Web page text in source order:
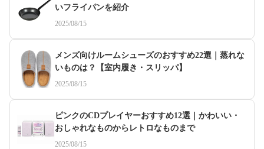
いフライパンを紹介
2025/08/15
メンズ向けルームシューズのおすすめ22選｜蒸れな
いものは？【室内履き・スリッパ】
2025/08/15
ピンクのCDプレイヤーおすすめ12選｜かわいい・
おしゃれなものからレトロなものまで
2025/08/15